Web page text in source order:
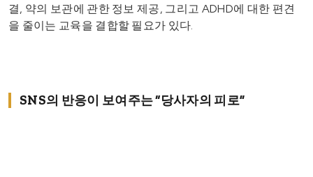
결, 약의 보관에 관한 정보 제공, 그리고 ADHD에 대한 편견
을 줄이는 교육을 결합할 필요가 있다.
SNS의 반응이 보여주는 “당사자의 피로”